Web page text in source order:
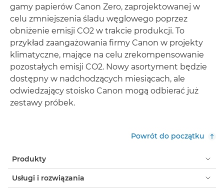
gamy papierów Canon Zero, zaprojektowanej w
celu zmniejszenia śladu węglowego poprzez
obniżenie emisji CO2 w trakcie produkcji. To
przykład zaangażowania firmy Canon w projekty
klimatyczne, mające na celu zrekompensowanie
pozostałych emisji CO2. Nowy asortyment będzie
dostępny w nadchodzących miesiącach, ale
odwiedzający stoisko Canon mogą odbierać już
zestawy próbek.
Powrót do początku
Produkty
Usługi i rozwiązania